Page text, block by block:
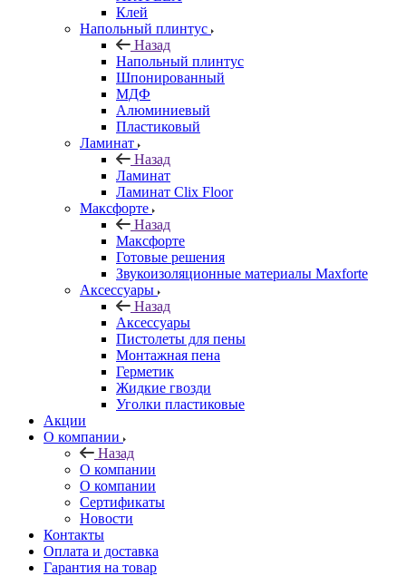
Клей
Напольный плинтус
Назад
Напольный плинтус
Шпонированный
МДФ
Алюминиевый
Пластиковый
Ламинат
Назад
Ламинат
Ламинат Clix Floor
Максфорте
Назад
Максфорте
Готовые решения
Звукоизоляционные материалы Maxforte
Аксессуары
Назад
Аксессуары
Пистолеты для пены
Монтажная пена
Герметик
Жидкие гвозди
Уголки пластиковые
Акции
О компании
Назад
О компании
О компании
Сертификаты
Новости
Контакты
Оплата и доставка
Гарантия на товар